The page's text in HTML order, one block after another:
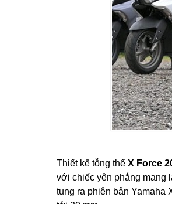
Thiết kế tỗng thể X Force
với chiếc yên phẳng mang
tung ra phiên bản Yamaha